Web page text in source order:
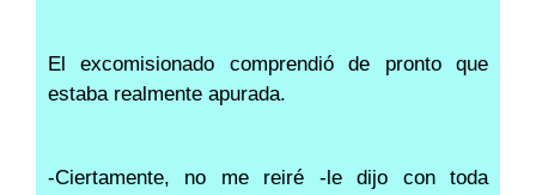
El excomisionado comprendió de pronto que
estaba realmente apurada.
-Ciertamente, no me reiré -le dijo con toda